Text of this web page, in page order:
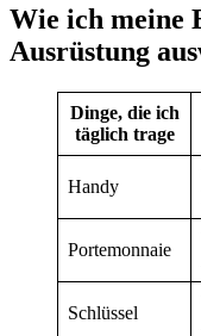
Wie ich meine
Ausrüstung
Dinge, die ich
täglich trage
Handy
Portemonnaie
Schlüssel